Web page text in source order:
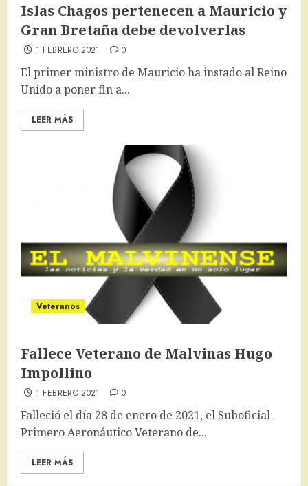
Islas Chagos pertenecen a Mauricio y
Gran Bretaña debe devolverlas
1 FEBRERO 2021 0
El primer ministro de Mauricio ha instado al Reino
Unido a poner fin a...
LEER MÁS
Veteranos
Fallece Veterano de Malvinas Hugo
Impollino
1 FEBRERO 2021 0
Falleció el día 28 de enero de 2021, el Suboficial
Primero Aeronáutico Veterano de...
LEER MÁS